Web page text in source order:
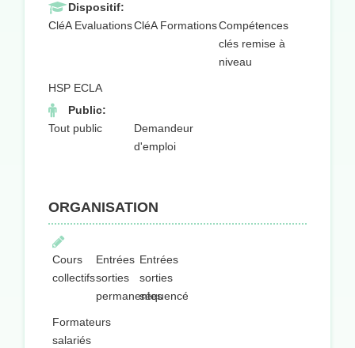
Dispositif:
CléA EvaluationsCléA FormationsCompétences
clés remise à
niveau
HSP ECLA
Public:
Tout public
Demandeur
d'emploi
ORGANISATION
Cours
collectifs
Entrées
sorties
permanentes
Entrées
sorties
séquencées
Formateurs
salariés